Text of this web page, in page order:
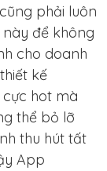
phải luôn
để không
cho doanh
kế
hot mà
thể bỏ lỡ
thu hút tất
App